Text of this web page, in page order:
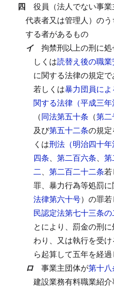
四 役員（法人でない事
代表者又は管理人）の
する者があるもの
イ 拘禁刑以上の刑に
しくは読替え後の職
に関する法律の規定
若しくは暴力団員に
関する法律（平成三年
（同法第五十条 （第二
及び第五十二条の規
くは刑法（明治四十
四条、 第二百六条、 第
二、 第二百二十二条若
罪、暴力行為等処罰
法律第六十号）の罪
民認定法第七十三条
とにより、罰金の刑
わり、又は執行を受
ら起算して五年を経
ロ 事業主団体が第十
建設業務有料職業紹